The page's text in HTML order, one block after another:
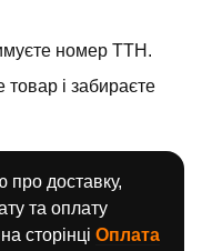
номер ТТН.
товар і забираєте
про доставку,
та оплату
сторінці Оплата